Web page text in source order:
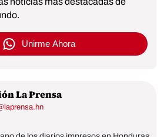
Unirme Ahora
La Prensa